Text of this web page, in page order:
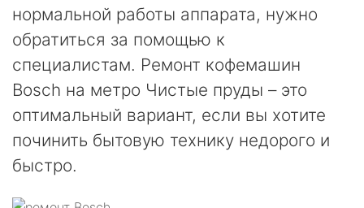
нормальной работы аппарата, нужно
обратиться за помощью к
специалистам. Ремонт кофемашин
Bosch на метро Чистые пруды – это
оптимальный вариант, если вы хотите
починить бытовую технику недорого и
быстро.